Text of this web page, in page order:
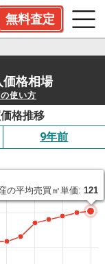
無料査定
格相場
使い方
格推移
9年前
の平均売買㎡単価: 121